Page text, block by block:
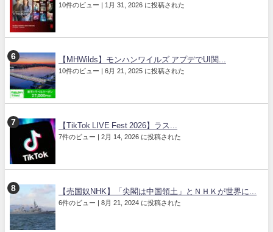
10件のビュー | 1月 31, 2026 に投稿された
【MHWilds】モンハンワイルズ アプデでUI関...
10件のビュー | 6月 21, 2025 に投稿された
【TikTok LIVE Fest 2026】ラス...
7件のビュー | 2月 14, 2026 に投稿された
【売国奴NHK】「尖閣は中国領土」とＮＨＫが世界に...
6件のビュー | 8月 21, 2024 に投稿された